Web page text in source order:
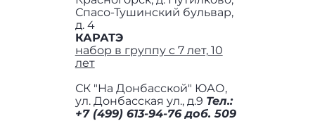
Спасо-Тушинский бульвар,
д. 4
КАРАТЭ
набор в группу с 7 лет, 10
лет
СК "На Донбасской" ЮАО,
ул. Донбасская ул., д.9 Тел.:
+7 (499) 613-94-76 доб. 509